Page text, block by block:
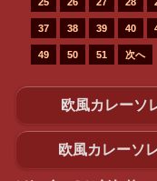
37 38 39 40
49 50 51 次へ
欧風カレーソ
欧風カレーソ